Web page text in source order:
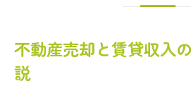
不動産売却と賃貸収入
説